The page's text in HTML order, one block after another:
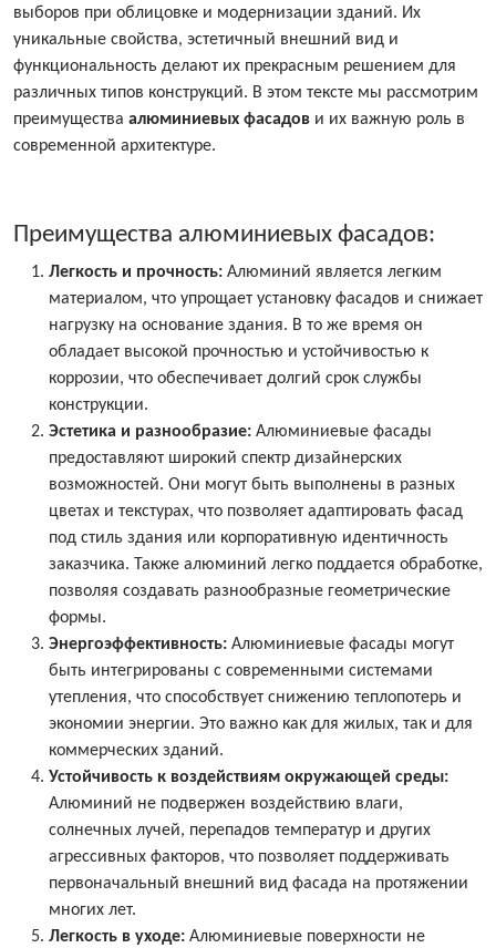
выборов при облицовке и модернизации зданий. Их
уникальные свойства, эстетичный внешний вид и
функциональность делают их прекрасным решением для
различных типов конструкций. В этом тексте мы рассмотрим
преимущества алюминиевых фасадов и их важную роль в
современной архитектуре.
Преимущества алюминиевых фасадов:
Легкость и прочность: Алюминий является легким
материалом, что упрощает установку фасадов и снижает
нагрузку на основание здания. В то же время он
обладает высокой прочностью и устойчивостью к
коррозии, что обеспечивает долгий срок службы
конструкции.
Эстетика и разнообразие: Алюминиевые фасады
предоставляют широкий спектр дизайнерских
возможностей. Они могут быть выполнены в разных
цветах и текстурах, что позволяет адаптировать фасад
под стиль здания или корпоративную идентичность
заказчика. Также алюминий легко поддается обработке,
позволяя создавать разнообразные геометрические
формы.
Энергоэффективность: Алюминиевые фасады могут
быть интегрированы с современными системами
утепления, что способствует снижению теплопотерь и
экономии энергии. Это важно как для жилых, так и для
коммерческих зданий.
Устойчивость к воздействиям окружающей среды:
Алюминий не подвержен воздействию влаги,
солнечных лучей, перепадов температур и других
агрессивных факторов, что позволяет поддерживать
первоначальный внешний вид фасада на протяжении
многих лет.
Легкость в уходе: Алюминиевые поверхности не